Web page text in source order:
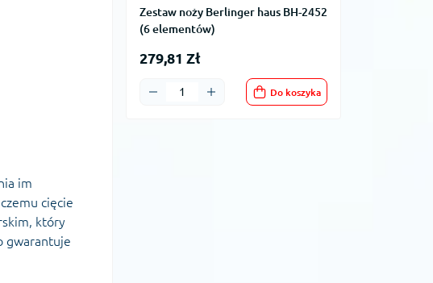
Zestaw noży Berlinger haus BH-2452
(6 elementów)
279,81 Zł
Do koszyka
im
cięcie
który
gwarantuje